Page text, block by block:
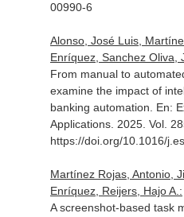
00990-6
Alonso, José Luis,
Enríquez, Sanchez Oliva,
From manual to
examine the impact of
banking automation. En:
Applications. 2025. Vol.
https://doi.org/10.1016/
Martínez Rojas, Antonio,
Enríquez, Reijers, Hajo A.:
A screenshot-based task